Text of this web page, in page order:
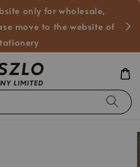
only for wholesale,
move to the website of